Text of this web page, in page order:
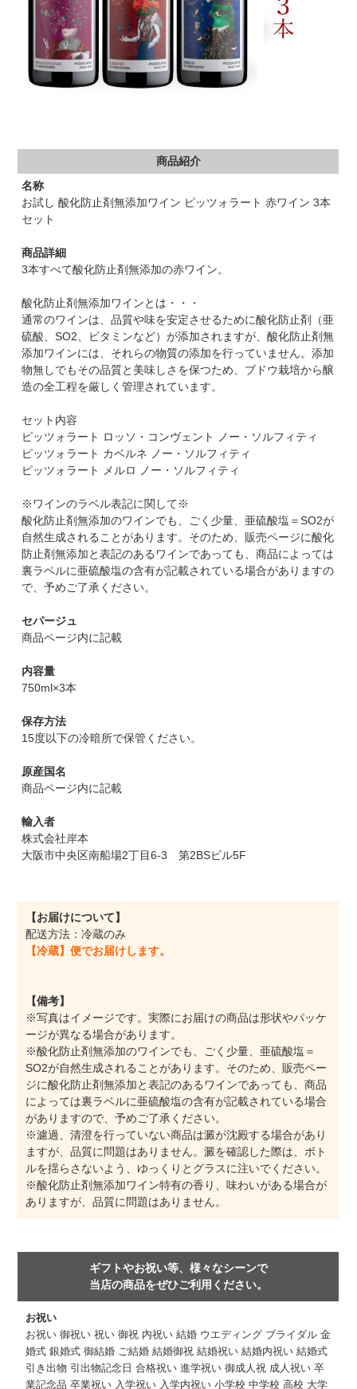
商品紹介
名称
お試し 酸化防止剤無添加ワイン ピッツォラート 赤ワイン 3本
セット
商品詳細
3本すべて酸化防止剤無添加の赤ワイン。
酸化防止剤無添加ワインとは・・・
通常のワインは、品質や味を安定させるために酸化防止剤（亜
硫酸、SO2、ビタミンなど）が添加されますが、酸化防止剤無
添加ワインには、それらの物質の添加を行っていません。添加
物無しでもその品質と美味しさを保つため、ブドウ栽培から醸
造の全工程を厳しく管理されています。
セット内容
ピッツォラート ロッソ・コンヴェント ノー・ソルフィティ
ピッツォラート カベルネ ノー・ソルフィティ
ピッツォラート メルロ ノー・ソルフィティ
※ワインのラベル表記に関して※
酸化防止剤無添加のワインでも、ごく少量、亜硫酸塩＝SO2が
自然生成されることがあります。そのため、販売ページに酸化
防止剤無添加と表記のあるワインであっても、商品によっては
裏ラベルに亜硫酸塩の含有が記載されている場合がありますの
で、予めご了承ください。
セパージュ
商品ページ内に記載
内容量
750ml×3本
保存方法
15度以下の冷暗所で保管ください。
原産国名
商品ページ内に記載
輸入者
株式会社岸本
大阪市中央区南船場2丁目6-3 第2BSビル5F
【お届けについて】
配送方法：冷蔵のみ
【冷蔵】便でお届けします。
【備考】
※写真はイメージです。実際にお届けの商品は形状やパッケ
ージが異なる場合があります。
※酸化防止剤無添加のワインでも、ごく少量、亜硫酸塩＝
SO2が自然生成されることがあります。そのため、販売ペー
ジに酸化防止剤無添加と表記のあるワインであっても、商品
によっては裏ラベルに亜硫酸塩の含有が記載されている場合
がありますので、予めご了承ください。
※濾過、清澄を行っていない商品は澱が沈殿する場合があり
ますが、品質に問題はありません。澱を確認した際は、ボト
ルを揺らさないよう、ゆっくりとグラスに注いでください。
※酸化防止剤無添加ワイン特有の香り、味わいがある場合が
ありますが、品質に問題はありません。
ギフトやお祝い等、様々なシーンで
当店の商品をぜひご利用ください。
お祝い
お祝い 御祝い 祝い 御祝 内祝い 結婚 ウエディング ブライダル 金
婚式 銀婚式 御結婚 ご結婚 結婚御祝 結婚祝い 結婚内祝い 結婚式
引き出物 引出物記念日 合格祝い 進学祝い 御成人祝 成人祝い 卒
業記念品 卒業祝い 入学祝い 入学内祝い 小学校 中学校 高校 大学